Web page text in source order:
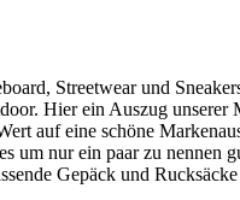
Streetwear und
Hier ein Auszug unserer
auf eine schöne
um nur ein paar zu nennen
Gepäck und